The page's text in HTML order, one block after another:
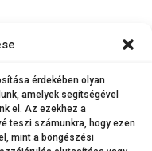
érdekében olyan
amelyek segítségével
el. Az ezekhez a
teszi számunkra, hogy ezen
mint a böngészési